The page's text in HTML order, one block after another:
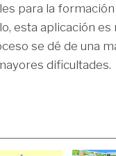
para la
esta aplicación es
se dé de una
dificultades.